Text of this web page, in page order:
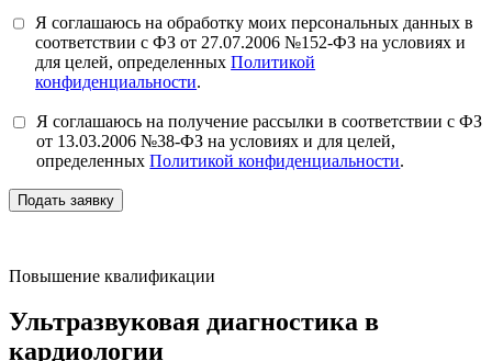
Я соглашаюсь на обработку моих персональных данных в
соответствии с ФЗ от 27.07.2006 №152-ФЗ на условиях и
для целей, определенныхПолитикой
конфиденциальности.
Я соглашаюсь на получение рассылки в соответствии с ФЗ
от 13.03.2006 №38-ФЗ на условиях и для целей,
определенныхПолитикой конфиденциальности.
Подать заявку
Повышение квалификации
Ультразвуковая диагностика в
кардиологии